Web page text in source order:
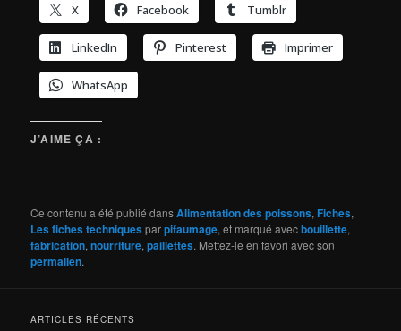
X
Facebook Tumblr
LinkedIn Pinterest Imprimer
WhatsApp
J’AIME ÇA :
Ce contenu a été publié dansAlimentation des poissons,Fiches,
Les fiches techniquesparpifaumage, et marqué avecbouillette,
fabrication,nourriture,paillettes. Mettez-le en favori avec son
permalien.
ARTICLES RÉCENTS